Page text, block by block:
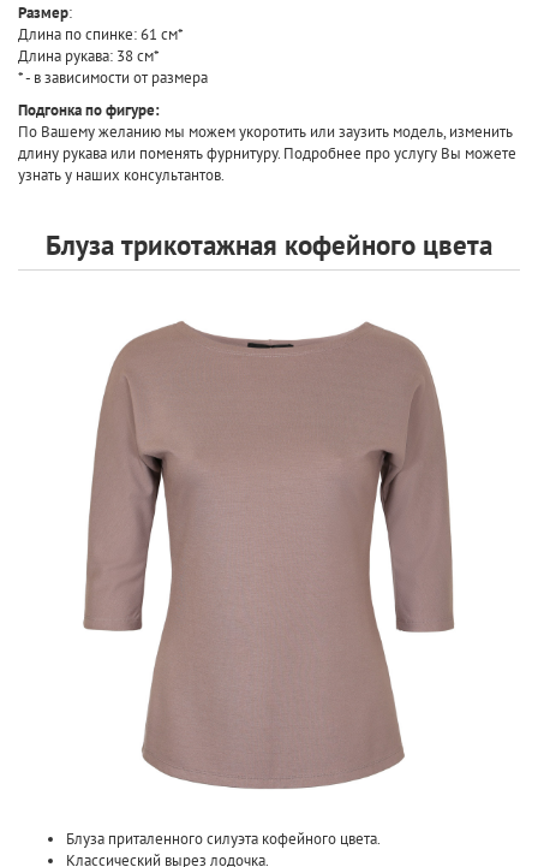
Размер:
Длина по спинке: 61 см*
Длина рукава: 38 см*
* - в зависимости от размера
Подгонка по фигуре:
По Вашему желанию мы можем укоротить или заузить модель, изменить
длину рукава или поменять фурнитуру. Подробнее про услугу Вы можете
узнать у наших консультантов.
Блуза трикотажная кофейного цвета
Блуза приталенного силуэта кофейного цвета.
Классический вырез лодочка.